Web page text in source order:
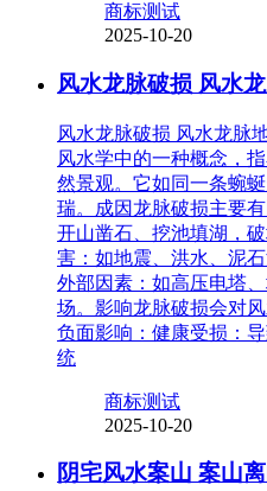
商标测试
2025-10-20
风水龙脉破损 风水
风水龙脉破损 风水龙脉
风水学中的一种概念，
然景观。它如同一条蜿
瑞。成因龙脉破损主要
开山凿石、挖池填湖，
害：如地震、洪水、泥
外部因素：如高压电塔
场。影响龙脉破损会对
负面影响：健康受损：
统
商标测试
2025-10-20
阴宅风水案山 案山